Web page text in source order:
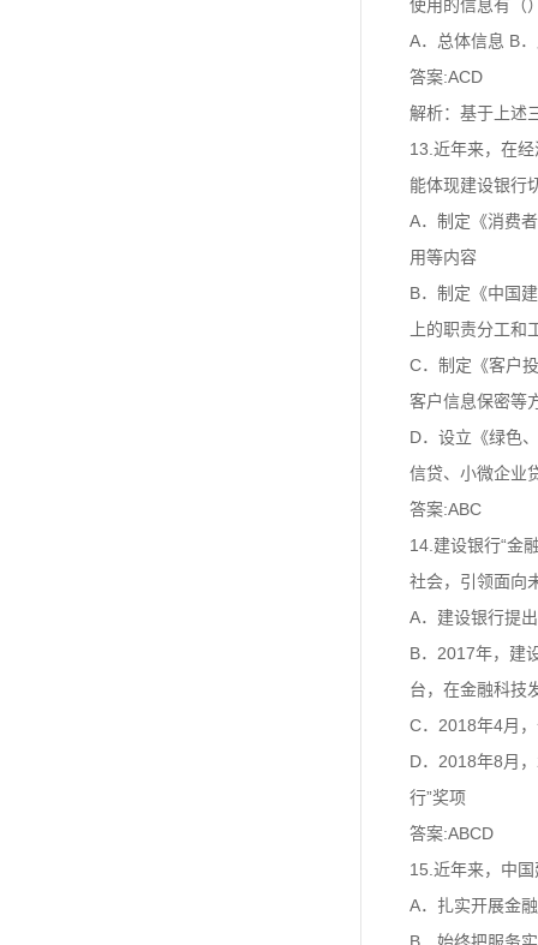
使用的信息有（
A．总体信息 B
答案:ACD
解析：基于上述
13.近年来，在
能体现建设银行
A．制定《消费
用等内容
B．制定《中国
上的职责分工
C．制定《客户
客户信息保密等
D．设立《绿色
信贷、小微企业
答案:ABC
14.建设银行“金
社会，引领面向
A．建设银行提
B．2017年，建
台，在金融科技
C．2018年4月
D．2018年8月
行”奖项
答案:ABCD
15.近年来，中
A．扎实开展金